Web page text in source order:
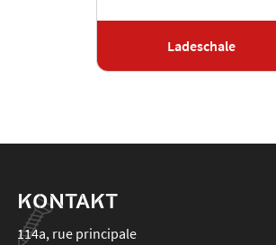
Ladeschale
KONTAKT
114a, rue principale